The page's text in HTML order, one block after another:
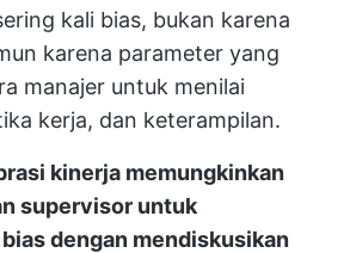
kali bias, bukan karena
karena parameter yang
manajer untuk menilai
kerja, dan keterampilan.
kinerja memungkinkan
supervisor untuk
dengan mendiskusikan